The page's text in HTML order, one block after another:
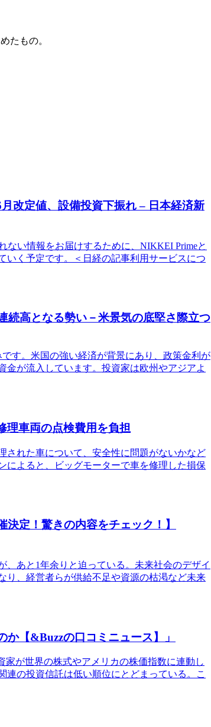
たもの。
改定値、設備投資下振れ – 日本経済新
ない情報をお届けするために、NIKKEI Primeと
いく予定です。＜日経の記事利用サービスにつ
続高となる勢い－米景気の底堅さ際立つ
す。米国の強い経済が背景にあり、政策金利が
が流入しています。投資家は欧州やアジアよ
理車両の点検費用を負担
された車について、安全性に問題がないかなど
によると、ビッグモーターで車を修理した損保
定！驚きの内容をチェック！】
、あと1年余りと迫っている。未来社会のデザイ
り、経営者らが供給不足や資源の枯渇など未来
か【&Buzzの口コミニュース】」
家が世界の株式やアメリカの株価指数に連動し
の投資信託は低い順位にとどまっている。こ